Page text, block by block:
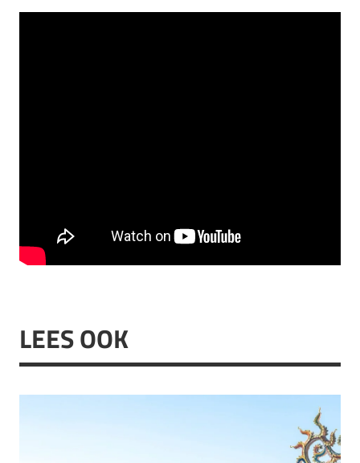
LEES OOK